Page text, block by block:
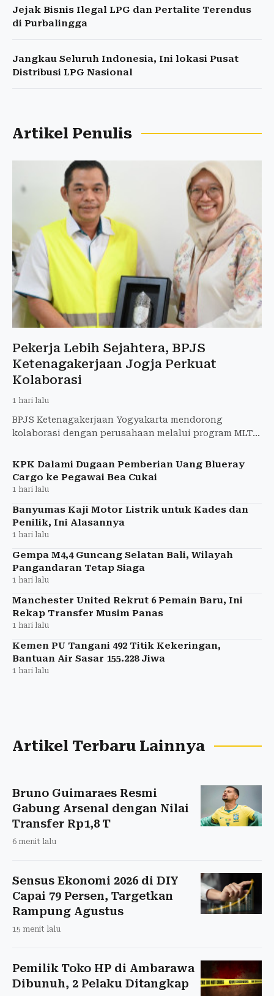
Jejak Bisnis Ilegal LPG dan Pertalite Terendus
di Purbalingga
Jangkau Seluruh Indonesia, Ini lokasi Pusat
Distribusi LPG Nasional
Artikel Penulis
Pekerja Lebih Sejahtera, BPJS
Ketenagakerjaan Jogja Perkuat
Kolaborasi
1 hari lalu
BPJS Ketenagakerjaan Yogyakarta mendorong
kolaborasi dengan perusahaan melalui program MLT
meningkatkan perlindung
KPK Dalami Dugaan Pemberian Uang Blueray
Cargo ke Pegawai Bea Cukai
1 hari lalu
Banyumas Kaji Motor Listrik untuk Kades dan
Penilik, Ini Alasannya
1 hari lalu
Gempa M4,4 Guncang Selatan Bali, Wilayah
Pangandaran Tetap Siaga
1 hari lalu
Manchester United Rekrut 6 Pemain Baru, Ini
Rekap Transfer Musim Panas
1 hari lalu
Kemen PU Tangani 492 Titik Kekeringan,
Bantuan Air Sasar 155.228 Jiwa
1 hari lalu
Artikel Terbaru Lainnya
Bruno Guimaraes Resmi
Gabung Arsenal dengan Nilai
Transfer Rp1,8 T
6 menit lalu
Sensus Ekonomi 2026 di DIY
Capai 79 Persen, Targetkan
Rampung Agustus
15 menit lalu
Pemilik Toko HP di Ambarawa
Dibunuh, 2 Pelaku Ditangkap